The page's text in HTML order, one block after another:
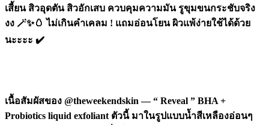
เสี้ยน สิวอุดตัน สิวอักเสบ ควบคุมความมัน รูขุมขนกระชับจริง
งง 🪄✨🥚 ไม่เกินคำเคลม ! แถมอ่อนโยน ผิวแพ้ง่ายใช้ได้ด้วย
นะะะะ ✔️
เนื้อสัมผัสของ @theweekendskin — “ Reveal ” BHA +
Probiotics liquid exfoliant ตัวนี้ มาในรูปแบบน้ำสีเหลืองอ่อนๆ